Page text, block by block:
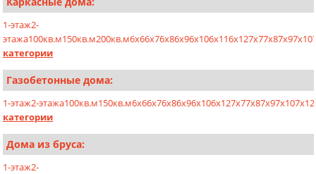
1-этаж2-
этажа100кв.м150кв.м200кв.м6х66х76х86х96х106х116х127х77х87х97х10
категории
Газобетонные дома:
1-этаж2-этажа100кв.м150кв.м6x66x76x86x96x106x127x77x87x97x107x12
категории
Дома из бруса:
1-этаж2-